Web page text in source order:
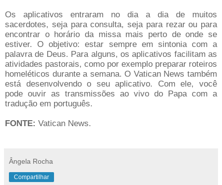
Os aplicativos entraram no dia a dia de muitos
sacerdotes, seja para consulta, seja para rezar ou para
encontrar o horário da missa mais perto de onde se
estiver. O objetivo: estar sempre em sintonia com a
palavra de Deus. Para alguns, os aplicativos facilitam as
atividades pastorais, como por exemplo preparar roteiros
homeléticos durante a semana. O Vatican News também
está desenvolvendo o seu aplicativo. Com ele, você
pode ouvir as transmissões ao vivo do Papa com a
tradução em português.
FONTE: Vatican News.
Ângela Rocha
Compartilhar